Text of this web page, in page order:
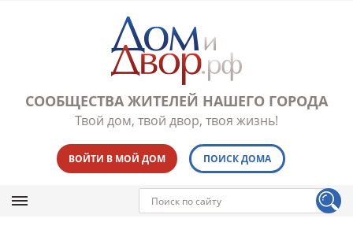
СООБЩЕСТВА ЖИТЕЛЕЙ НАШЕГО ГОРОДА
Твой дом, твой двор, твоя жизнь!
ВОЙТИ В МОЙ ДОМ ПОИСК ДОМА